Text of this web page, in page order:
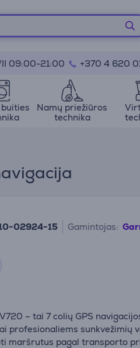
09:00-21:00 +370 4 620
Namų priežiūros
technika
02924-15 Gamintojas:
– tai 7 colių GPS
profesionaliems sunkvežimių
maršrutus pagal transporto